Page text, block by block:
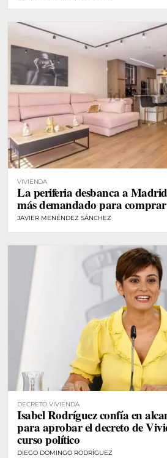
VIVIENDA
La periferia desbanca a
más demandado para
JAVIER MENÉNDEZ SÁNCHEZ
DECRETO VIVIENDA
Isabel Rodríguez confía en
para aprobar el decreto de
curso político
DIEGO DOMINGO RODRÍGUEZ